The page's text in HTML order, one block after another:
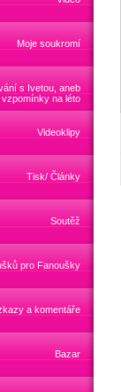
Moje soukromí
s Ivetou, aneb
vzpomínky na léto
Videoklipy
Tisk/ Články
Soutěž
pro Fanoušky
a komentáře
Bazar